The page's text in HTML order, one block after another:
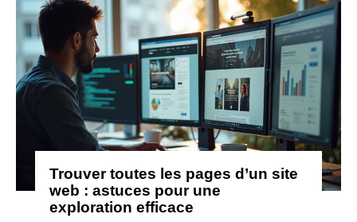
Trouver toutes les pages d’un site
web : astuces pour une
exploration efficace